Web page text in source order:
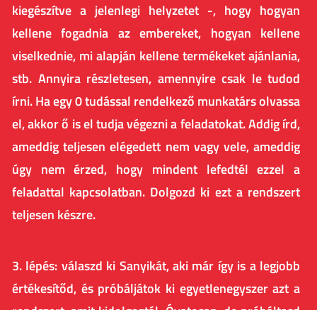
kiegészítve a jelenlegi helyzetet -, hogy hogyan
kellene fogadnia az embereket, hogyan kellene
viselkednie, mi alapján kellene termékeket ajánlania,
stb. Annyira részletesen, amennyire csak le tudod
írni. Ha egy 0 tudással rendelkező munkatárs olvassa
el, akkor ő is el tudja végezni a feladatokat. Addig írd,
ameddig teljesen elégedett nem vagy vele, ameddig
úgy nem érzed, hogy mindent lefedtél ezzel a
feladattal kapcsolatban. Dolgozd ki ezt a rendszert
teljesen készre.
3. lépés: válaszd ki Sanyikát, aki már így is a legjobb
értékesítőd, és próbáljátok ki egyetlenegyszer azt a